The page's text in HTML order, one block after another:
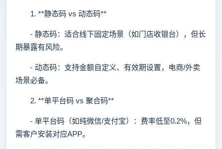
1. **静态码 vs 动态码**
- 静态码：适合线下固定场景（如门店收银台），但长
期暴露有风险。
- 动态码：支持金额自定义、有效期设置，电商/外卖
场景必备。
2. **单平台码 vs 聚合码**
- 单平台码（如纯微信/支付宝）：费率低至0.2%，但
需客户安装对应APP。